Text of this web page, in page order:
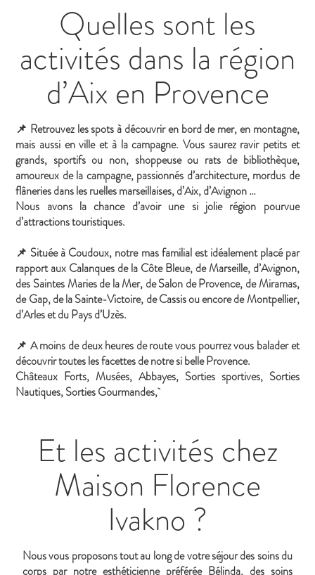
Quelles sont les
activités dans la région
d’Aix en Provence
📌 Retrouvez les spots à découvrir en bord de mer, en montagne,
mais aussi en ville et à la campagne. Vous saurez ravir petits et
grands, sportifs ou non, shoppeuse ou rats de bibliothèque,
amoureux de la campagne, passionnés d’architecture, mordus de
flâneries dans les ruelles marseillaises, d’Aix, d’Avignon …
Nous avons la chance d’avoir une si jolie région pourvue
d’attractions touristiques.
📌 Située à Coudoux, notre mas familial est idéalement placé par
rapport aux Calanques de la Côte Bleue, de Marseille, d’Avignon,
des Saintes Maries de la Mer, de Salon de Provence, de Miramas,
de Gap, de la Sainte-Victoire, de Cassis ou encore de Montpellier,
d’Arles et du Pays d’Uzès.
📌 A moins de deux heures de route vous pourrez vous balader et
découvrir toutes les facettes de notre si belle Provence.
Châteaux Forts, Musées, Abbayes, Sorties sportives, Sorties
Nautiques, Sorties Gourmandes,
Et les activités chez
Maison Florence
Ivakno ?
Nous vous proposons tout au long de votre séjour des soins du
corps par notre esthéticienne préférée Bélinda, des soins